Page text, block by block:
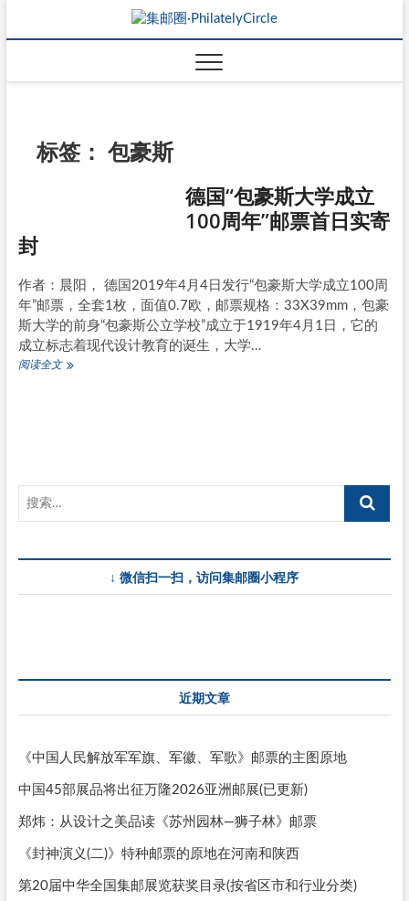
标签： 包豪斯
德国“包豪斯大学成立
100周年”邮票首日实寄
封
作者：晨阳， 德国2019年4月4日发行“包豪斯大学成立100周
年”邮票，全套1枚，面值0.7欧，邮票规格：33X39mm，包豪
斯大学的前身“包豪斯公立学校”成立于1919年4月1日，它的
成立标志着现代设计教育的诞生，大学…
阅读全文德
邮
首
↓ 微信扫一扫，访问集邮圈小程序
近期文章
《中国人民解放军军旗、军徽、军歌》邮票的主图原地
中国45部展品将出征万隆2026亚洲邮展(已更新)
郑炜：从设计之美品读《苏州园林—狮子林》邮票
《封神演义(二)》特种邮票的原地在河南和陕西
第20届中华全国集邮展览获奖目录(按省区市和行业分类)